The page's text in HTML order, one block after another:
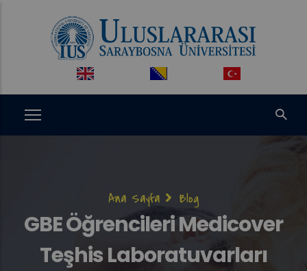
Sayfa
yolu
Ana Sayfa Blog
GBE Öğrencileri Medicover
Teşhis Laboratuvarları